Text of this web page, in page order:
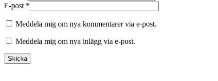
E-post *
Meddela mig om nya kommentarer via e-post.
Meddela mig om nya inlägg via e-post.